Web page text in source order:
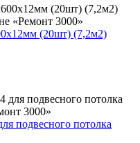
(20шт) (7,2м2)
подвесного потолка